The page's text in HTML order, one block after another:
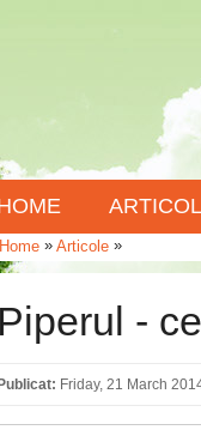
Home » Articole »
Piperul -
Publicat: Friday, 21 March